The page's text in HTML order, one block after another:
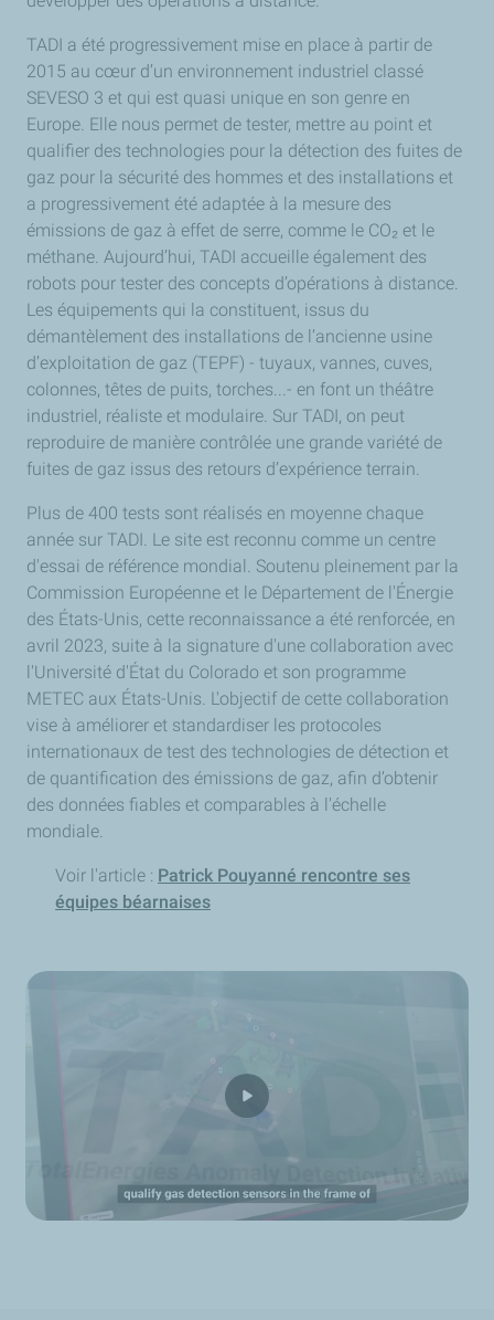
TADI a été progressivement mise en place à partir de
2015 au cœur d’un environnement industriel classé
SEVESO 3 et qui est quasi unique en son genre en
Europe. Elle nous permet de tester, mettre au point et
qualifier des technologies pour la détection des fuites de
gaz pour la sécurité des hommes et des installations et
a progressivement été adaptée à la mesure des
émissions de gaz à effet de serre, comme le CO₂ et le
méthane. Aujourd’hui, TADI accueille également des
robots pour tester des concepts d’opérations à distance.
Les équipements qui la constituent, issus du
démantèlement des installations de l’ancienne usine
d’exploitation de gaz (TEPF) - tuyaux, vannes, cuves,
colonnes, têtes de puits, torches...- en font un théâtre
industriel, réaliste et modulaire. Sur TADI, on peut
reproduire de manière contrôlée une grande variété de
fuites de gaz issus des retours d’expérience terrain.
Plus de 400 tests sont réalisés en moyenne chaque
année sur TADI. Le site est reconnu comme un centre
d'essai de référence mondial. Soutenu pleinement par la
Commission Européenne et le Département de l'Énergie
des États-Unis, cette reconnaissance a été renforcée, en
avril 2023, suite à la signature d'une collaboration avec
l'Université d'État du Colorado et son programme
METEC aux États-Unis. L'objectif de cette collaboration
vise à améliorer et standardiser les protocoles
internationaux de test des technologies de détection et
de quantification des émissions de gaz, afin d’obtenir
des données fiables et comparables à l'échelle
mondiale.
Voir l'article : Patrick Pouyanné rencontre ses
équipes béarnaises